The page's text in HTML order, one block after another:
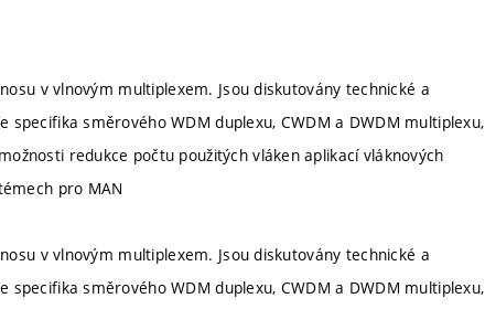
v vlnovým multiplexem. Jsou diskutovány technické a
směrového WDM duplexu, CWDM a DWDM multiplexu,
redukce počtu použitých vláken aplikací vláknových
pro MAN
v vlnovým multiplexem. Jsou diskutovány technické a
směrového WDM duplexu, CWDM a DWDM multiplexu,